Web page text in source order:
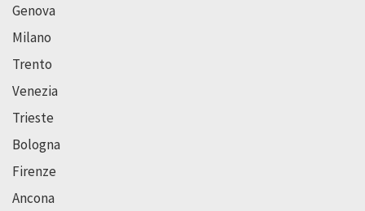
Genova
Milano
Trento
Venezia
Trieste
Bologna
Firenze
Ancona